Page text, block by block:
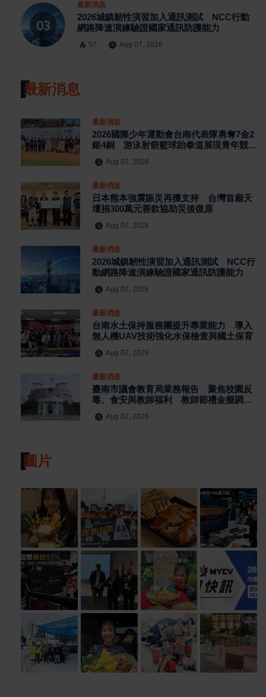
最新消息
2026城鎮韌性演習加入通訊測試 NCC行動
網路降速演練驗證國家通訊防護能力
57 Aug 07, 2026
最新消息
最新消息
2026國際少年運動會台南代表隊勇奪7金2
銀4銅 游泳射箭籃球跆拳道展現青年競技
Aug 07, 2026
最新消息
日本熊本強震賑災再獲支持 台灣首廟天
壇捐300萬元善款協助災後復原
Aug 07, 2026
最新消息
2026城鎮韌性演習加入通訊測試 NCC行
動網路降速演練驗證國家通訊防護能力
Aug 07, 2026
最新消息
台南水土保持服務團提升專業能力 導入
無人機UAV技術強化水保檢查與國土保育
Aug 07, 2026
最新消息
臺南市議會教育局業務報告 聚焦校園反
毒、食安與教師福利 教師節禮金擬調升
Aug 07, 2026
圖片